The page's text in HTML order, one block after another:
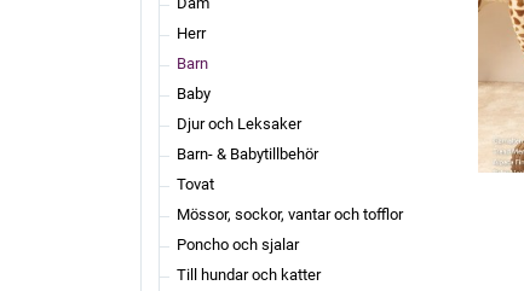
Herr
Barn
Baby
Djur och Leksaker
Barn- & Babytillbehör
Tovat
Mössor, sockor, vantar och tofflor
Poncho och sjalar
Till hundar och katter